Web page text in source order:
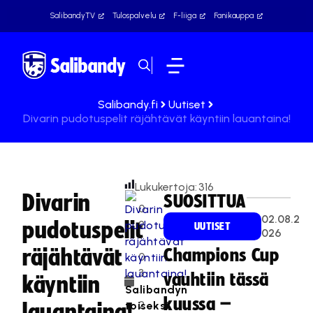
SalibandyTV Tulospalvelu F-liiga Fanikauppa
Salibandy.fi
Uutiset
Divarin pudotuspelit räjähtävät käyntiin lauantaina!
Divarin
pudotuspelit
räjähtävät
käyntiin
0
9
.
0
3
.
2
Lukukertoja: 316
Salibandyn
toiseksi
SUOSITTUA
UUTISET
02.08.2
026
Champions Cup
vauhtiin tässä
kuussa –